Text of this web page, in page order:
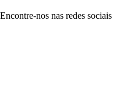
Encontre-nos nas redes sociais